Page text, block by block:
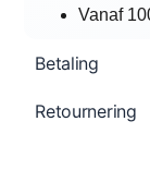
Vanaf
Betaling
Retournering